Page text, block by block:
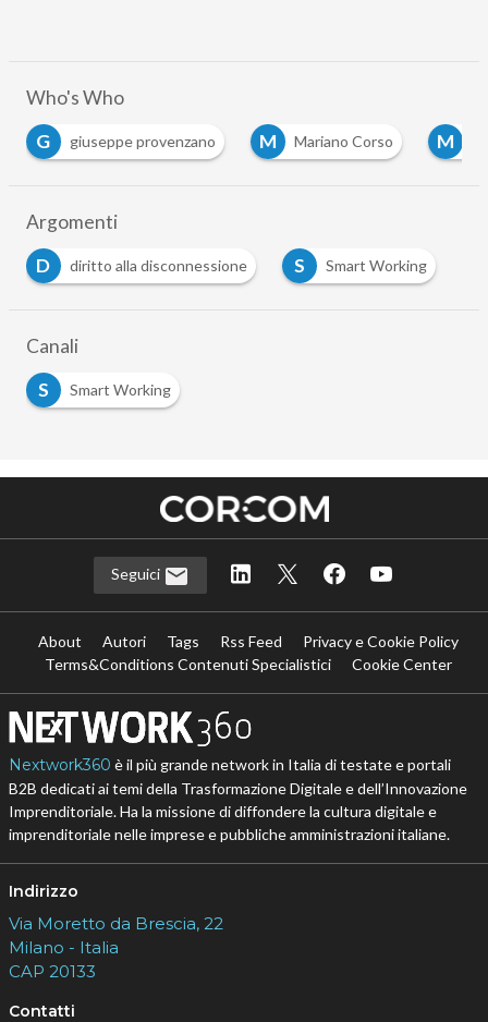
Who's Who
G
giuseppe provenzano M Mariano Corso M
Argomenti
D
diritto alla disconnessione S Smart Working
Canali
S
Smart Working
Seguici
About Autori Tags Rss Feed
Privacy e Cookie Policy
Terms&Conditions Contenuti Specialistici
Cookie Center
Nextwork360 è il più grande network in Italia di testate e portali
B2B dedicati ai temi della Trasformazione Digitale e dell’Innovazione
Imprenditoriale. Ha la missione di diffondere la cultura digitale e
imprenditoriale nelle imprese e pubbliche amministrazioni italiane.
Indirizzo
Via Moretto da Brescia, 22
Milano - Italia
CAP 20133
Contatti